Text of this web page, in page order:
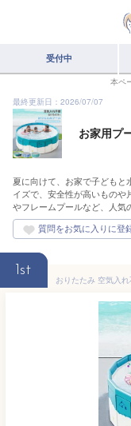
受付中
本ペ
最終更新日：2026/07/07
お家用プ
夏に向けて、お家で子どもと
イズで、安全性が高いもの
やフレームプールなど、人気
1st